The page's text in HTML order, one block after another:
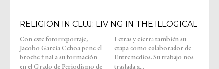
RELIGION IN CLUJ: LIVING IN THE ILLOGICAL
Con este fotorreportaje,
Jacobo García Ochoa pone el
broche final a su formación
en el Grado de Periodismo de
Letras y cierra también su
etapa como colaborador de
Entremedios. Su trabajo nos
traslada a...